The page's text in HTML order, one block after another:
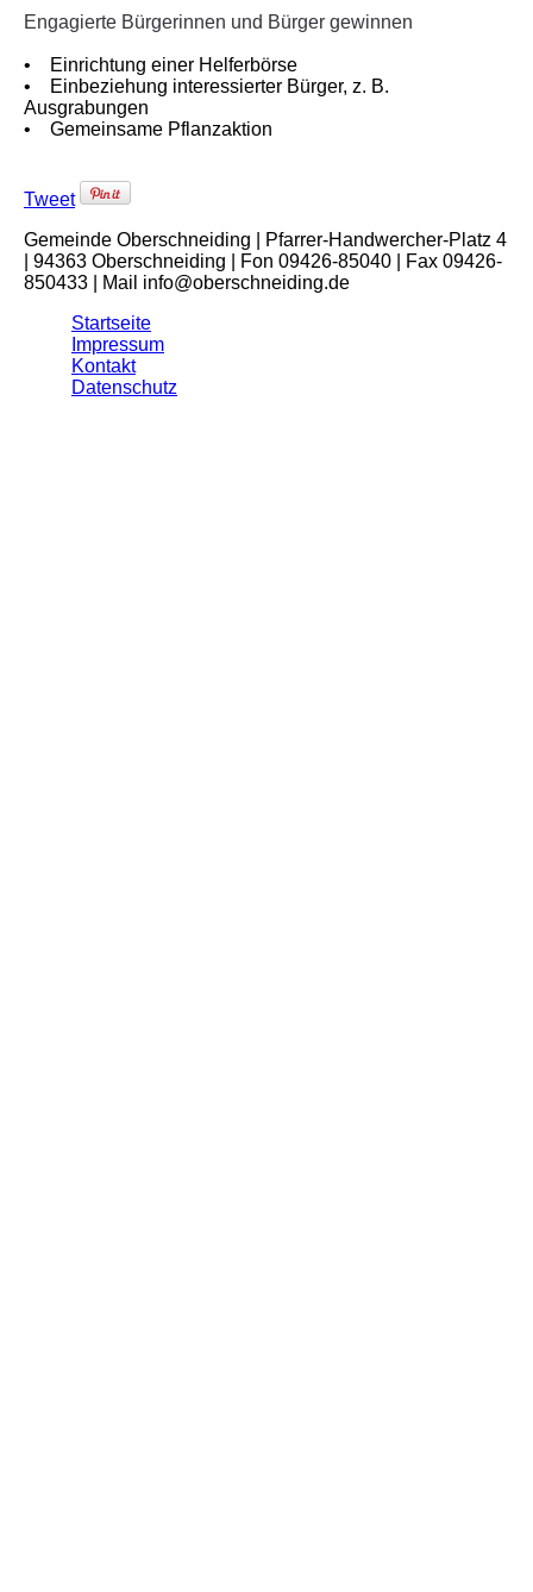
Engagierte Bürgerinnen und Bürger gewinnen
• Einrichtung einer Helferbörse
• Einbeziehung interessierter Bürger, z. B.
Ausgrabungen
• Gemeinsame Pflanzaktion
Tweet
Gemeinde Oberschneiding | Pfarrer-Handwercher-Platz 4
| 94363 Oberschneiding | Fon 09426-85040 | Fax 09426-
850433 | Mail info@oberschneiding.de
Startseite
Impressum
Kontakt
Datenschutz